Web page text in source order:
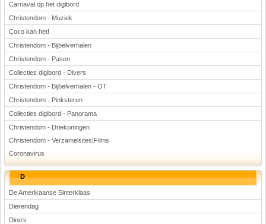
Carnaval op het digibord
Christendom - Muziek
Coco kan het!
Christendom - Bijbelverhalen
Christendom - Pasen
Collecties digibord - Divers
Christendom - Bijbelverhalen - OT
Christendom - Pinksteren
Collecties digibord - Panorama
Christendom - Driekoningen
Christendom - Verzamelsites|Films
Coronavirus
D
De Amerikaanse Sinterklaas
Dierendag
Dino's